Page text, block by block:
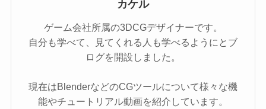
カケル
ゲーム会社所属の3DCGデザイナーです。
自分も学べて、見てくれる人も学べるようにとブ
ログを開設しました。
現在はBlenderなどのCGツールについて様々な機
能やチュートリアル動画を紹介しています。